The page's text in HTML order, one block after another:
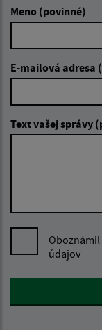
Meno (povinné)
E-mailová adresa
Text vašej správy
Oboznámil
údajov
Google reCaptcha